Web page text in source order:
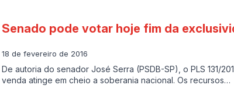
Senado pode votar hoje fim da
18 de fevereiro de 2016
De autoria do senador José Serra (PSDB-SP), o PLS 131/
venda atinge em cheio a soberania nacional. Os recursos…